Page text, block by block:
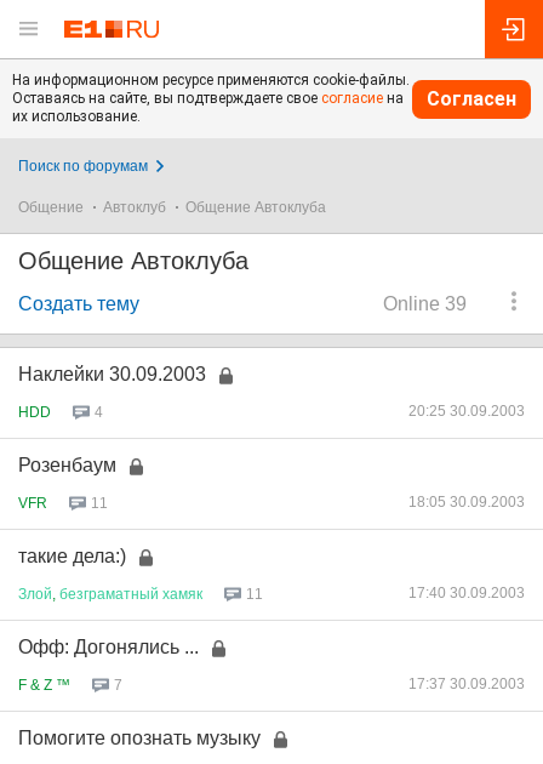
На информационном ресурсе применяются cookie-файлы.
Оставаясь на сайте, вы подтверждаете свое согласие на
их использование.
Согласен
Поиск по форумам
Общение Автоклуб Общение Автоклуба
Общение Автоклуба
Online 39
Создать тему
Наклейки 30.09.2003
HDD 4 20:25 30.09.2003
Розенбаум
VFR 11 18:05 30.09.2003
такие дела:)
Злой безграматный хамяк 11 17:40 30.09.2003
Офф: Догонялись ...
F & Z ™ 7 17:37 30.09.2003
Помогите опознать музыку